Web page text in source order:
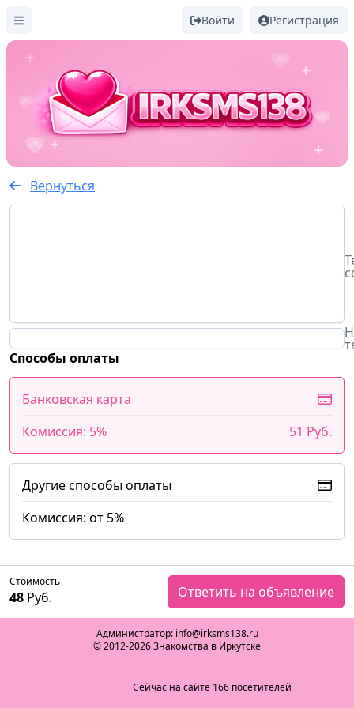
Войти Регистрация
Вернуться
Способы оплаты
Банковская карта
Комиссия: 5%
51 Руб.
Другие способы оплаты
Комиссия: от 5%
Стоимость
48 Руб. Ответить на объявление
Администратор: info@irksms138.ru
© 2012-2026 Знакомства в Иркутске
Сейчас на сайте 166 посетителей